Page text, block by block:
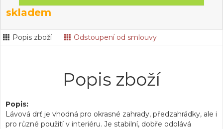
skladem
Popis zboží Odstoupení od smlouvy
Popis zboží
Popis:
Lávová drť je vhodná pro okrasné zahrady, předzahrádky, ale i
pro různé použití v interiéru. Je stabilní, dobře odolává